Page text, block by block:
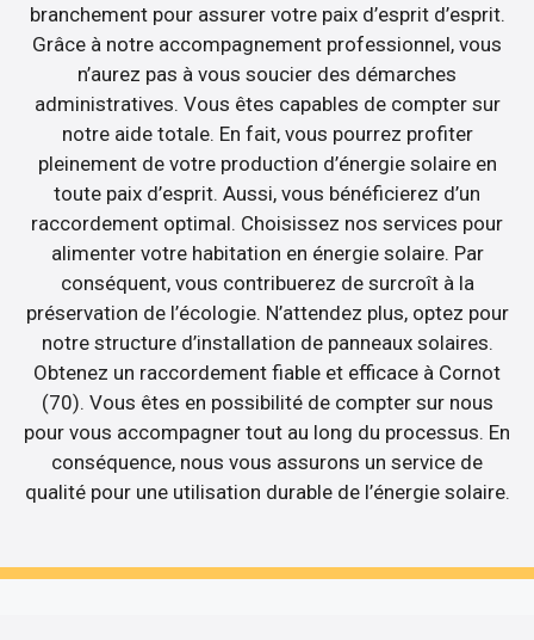
branchement pour assurer votre paix d’esprit d’esprit.
Grâce à notre accompagnement professionnel, vous
n’aurez pas à vous soucier des démarches
administratives. Vous êtes capables de compter sur
notre aide totale. En fait, vous pourrez profiter
pleinement de votre production d’énergie solaire en
toute paix d’esprit. Aussi, vous bénéficierez d’un
raccordement optimal. Choisissez nos services pour
alimenter votre habitation en énergie solaire. Par
conséquent, vous contribuerez de surcroît à la
préservation de l’écologie. N’attendez plus, optez pour
notre structure d’installation de panneaux solaires.
Obtenez un raccordement fiable et efficace à Cornot
(70). Vous êtes en possibilité de compter sur nous
pour vous accompagner tout au long du processus. En
conséquence, nous vous assurons un service de
qualité pour une utilisation durable de l’énergie solaire.